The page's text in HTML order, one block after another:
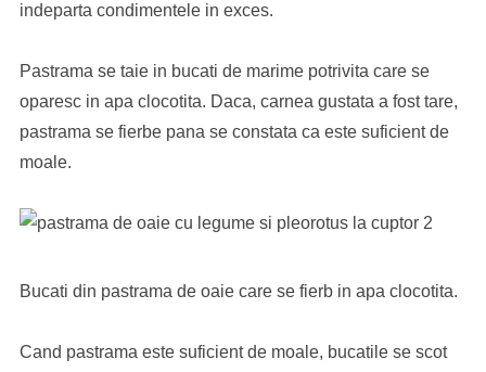
indeparta condimentele in exces.
Pastrama se taie in bucati de marime potrivita care se
oparesc in apa clocotita. Daca, carnea gustata a fost tare,
pastrama se fierbe pana se constata ca este suficient de
moale.
Bucati din pastrama de oaie care se fierb in apa clocotita.
Cand pastrama este suficient de moale, bucatile se scot